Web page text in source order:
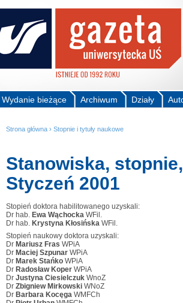
Działy
Archiwum
Wydanie bieżące
Strona główna › Stopnie i tytuły naukowe
Stanowiska,
Styczeń 2001
Stopień doktora habilitowanego uzyskali:
Dr hab. Ewa Wąchocka WFil.
Dr hab. Krystyna Kłosińska WFil.
Stopień naukowy doktora uzyskali:
Dr Mariusz Fras WPiA
Dr Maciej Szpunar WPiA
Dr Marek Stańko WPiA
Dr Radosław Koper WPiA
Dr Justyna Ciesielczuk WnoZ
Dr Zbigniew Mirkowski WNoZ
Dr Barbara Kocęga WMFCh